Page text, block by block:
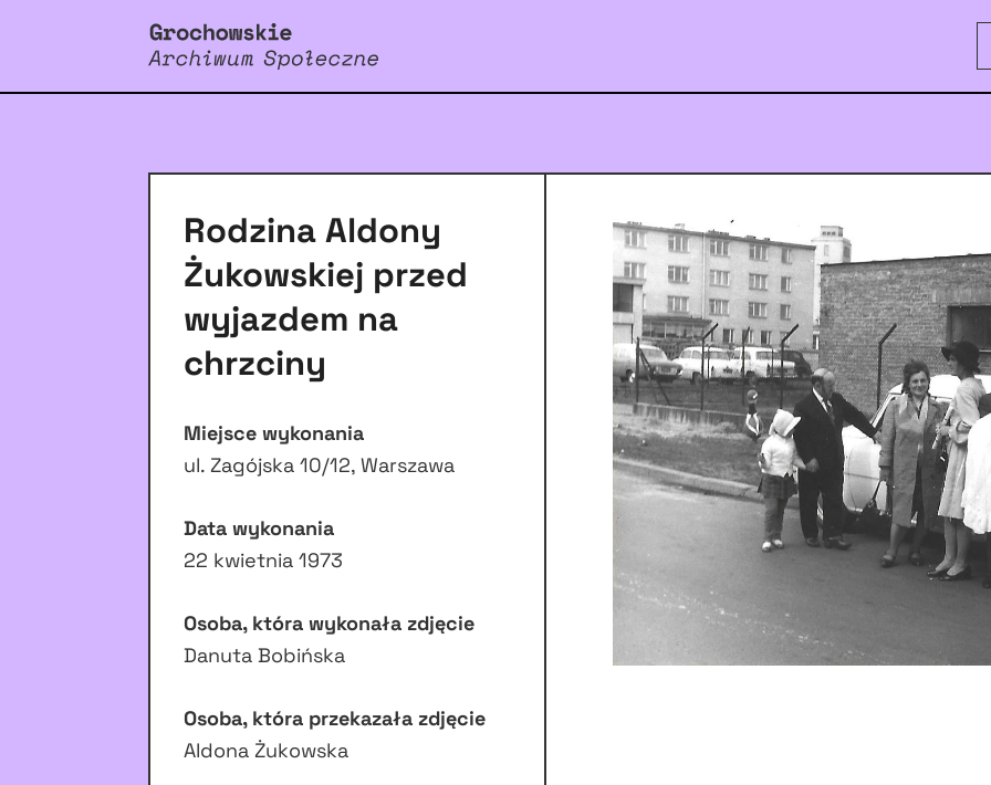
Rodzina Aldony
Żukowskiej przed
wyjazdem na
chrzciny
Miejsce wykonania
ul. Zagójska 10/12, Warszawa
Data wykonania
22 kwietnia 1973
Osoba, która wykonała zdjęcie
Danuta Bobińska
Osoba, która przekazała zdjęcie
Aldona Żukowska